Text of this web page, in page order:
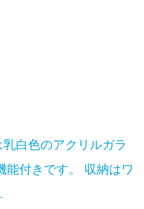
白色のアクリルガラ
能付きです。 収納はワ